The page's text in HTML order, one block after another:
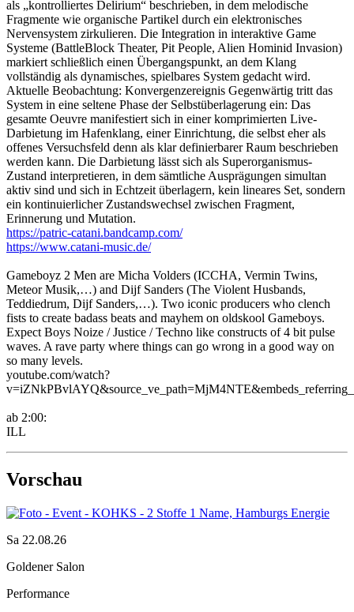
als „kontrolliertes Delirium“ beschrieben, in dem melodische
Fragmente wie organische Partikel durch ein elektronisches
Nervensystem zirkulieren. Die Integration in interaktive Game
Systeme (BattleBlock Theater, Pit People, Alien Hominid Invasion)
markiert schließlich einen Übergangspunkt, an dem Klang
vollständig als dynamisches, spielbares System gedacht wird.
Aktuelle Beobachtung: Konvergenzereignis Gegenwärtig tritt das
System in eine seltene Phase der Selbstüberlagerung ein: Das
gesamte Oeuvre manifestiert sich in einer komprimierten Live-
Darbietung im Hafenklang, einer Einrichtung, die selbst eher als
offenes Versuchsfeld denn als klar definierbarer Raum beschrieben
werden kann. Die Darbietung lässt sich als Superorganismus-
Zustand interpretieren, in dem sämtliche Ausprägungen simultan
aktiv sind und sich in Echtzeit überlagern, kein lineares Set, sondern
ein kontinuierlicher Zustandswechsel zwischen Fragment,
Erinnerung und Mutation.
https://patric-catani.bandcamp.com/
https://www.catani-music.de/
Gameboyz 2 Men are Micha Volders (ICCHA, Vermin Twins,
Meteor Musik,…) and Dijf Sanders (The Violent Husbands,
Teddiedrum, Dijf Sanders,…). Two iconic producers who clench
fists to create badass beats and mayhem on oldskool Gameboys.
Expect Boys Noize / Justice / Techno like constructs of 4 bit pulse
waves. A rave party where things can go wrong in a good way on
so many levels.
youtube.com/watch?
ab 2:00:
ILL
Vorschau
Sa 22.08.26
Goldener Salon
Performance